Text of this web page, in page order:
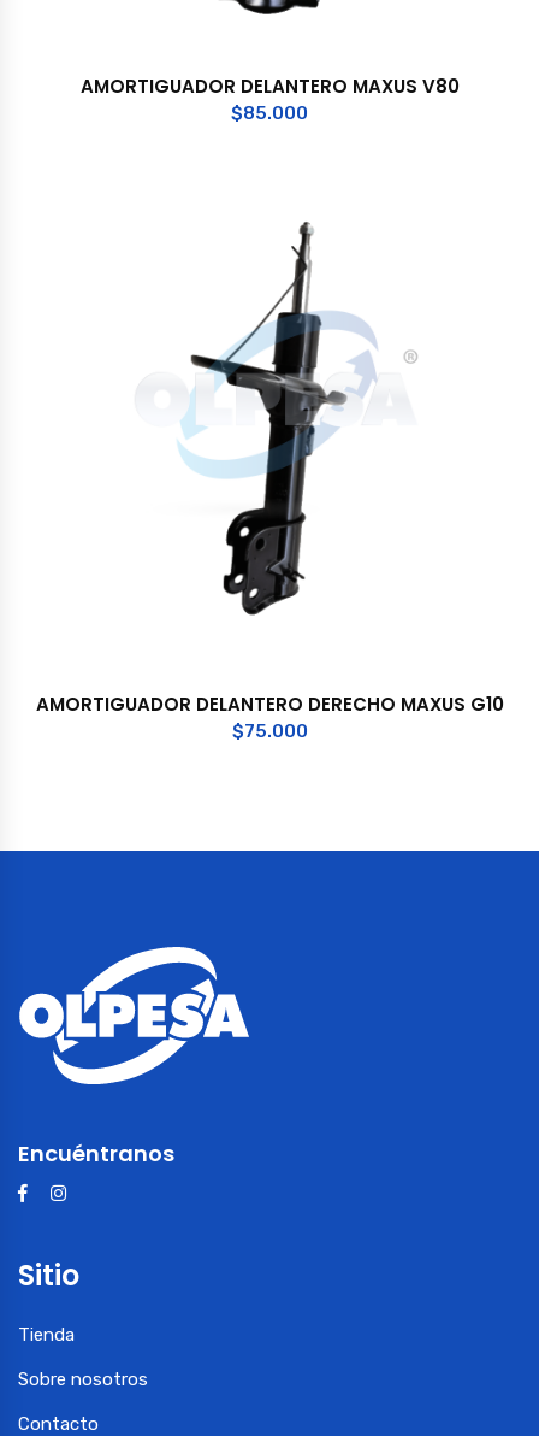
AMORTIGUADOR DELANTERO MAXUS V80
$85.000
AMORTIGUADOR DELANTERO DERECHO MAXUS G10
$75.000
Encuéntranos
Sitio
Tienda
Sobre nosotros
Contacto